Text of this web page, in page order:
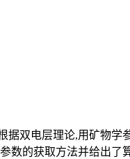
双电层理论,用矿物学
数的获取方法并给出了算